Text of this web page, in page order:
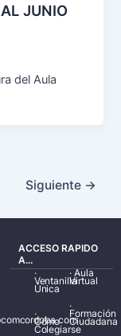
JUNIO
del Aula
Siguiente →
ACCESO RAPIDO
A...
·
Ventanilla
Única
·
Cómo
Colegiarse
·Aula
Virtual
·
Formación
Ciudadana